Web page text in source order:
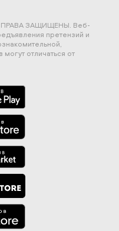
ПРАВА ЗАЩИЩЕНЫ. Веб-
претензий и
отличаться от